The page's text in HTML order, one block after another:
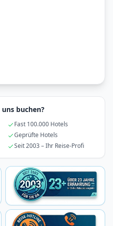
buchen?
Fast 100.000 Hotels
Geprüfte Hotels
Seit 2003 – Ihr Reise-Profi